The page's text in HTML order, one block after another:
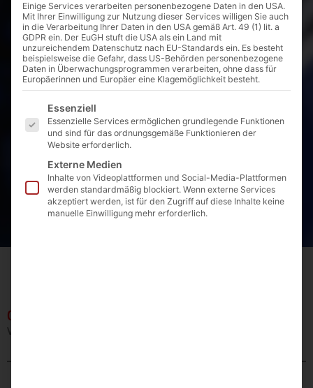
04.09
Ventilanbohrbrücke VAB-F mit integriertem Anbohrfräser
Einige Services verarbeiten personenbezogene Daten in den USA.
Mit Ihrer Einwilligung zur Nutzung dieser Services willigen Sie auch
in die Verarbeitung Ihrer Daten in den USA gemäß Art. 49 (1) lit. a
GDPR ein. Der EuGH stuft die USA als ein Land mit
unzureichendem Datenschutz nach EU-Standards ein. Es besteht
beispielsweise die Gefahr, dass US-Behörden personenbezogene
Daten in Überwachungsprogrammen verarbeiten, ohne dass für
Europäerinnen und Europäer eine Klagemöglichkeit besteht.
Es folgt eine Liste der Service-Gruppen, für die eine
Essenziell
Essenzielle Services ermöglichen grundlegende Funktionen
und sind für das ordnungsgemäße Funktionieren der
Website erforderlich.
Externe Medien
Inhalte von Videoplattformen und Social-Media-Plattformen
werden standardmäßig blockiert. Wenn externe Services
akzeptiert werden, ist für den Zugriff auf diese Inhalte keine
manuelle Einwilligung mehr erforderlich.